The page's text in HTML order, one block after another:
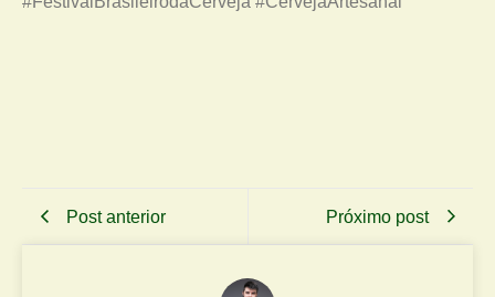
Post anterior Próximo post